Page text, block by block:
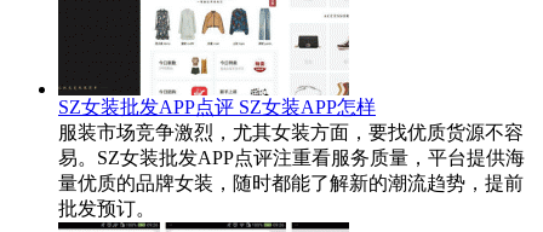
SZ女装批发APP点评 SZ女装APP怎样
服装市场竞争激烈，尤其女装方面，要找优质货源不容
易。SZ女装批发APP点评注重看服务质量，平台提供海
量优质的品牌女装，随时都能了解新的潮流趋势，提前
批发预订。